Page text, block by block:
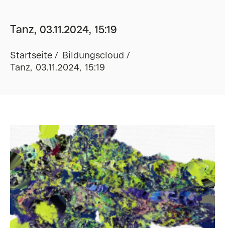
Tanz, 03.11.2024, 15:19
Startseite
Bildungscloud
Tanz, 03.11.2024, 15:19